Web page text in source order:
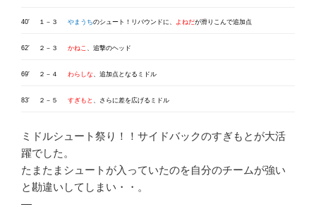
40′ １－３ やまうちのシュート！リバウンドに、 よねだが滑りこんで追加点
62′ ２－３ かねこ 、追撃のヘッド
69′ ２－４ わらしな 、追加点となるミドル
83′ ２－５ すぎもと 、さらに差を広げるミドル
ミドルシュート祭り！！サイドバックのすぎもとが大活
躍でした。
たまたまシュートが入っていたのを自分のチームが強い
と勘違いしてしまい・・。
—